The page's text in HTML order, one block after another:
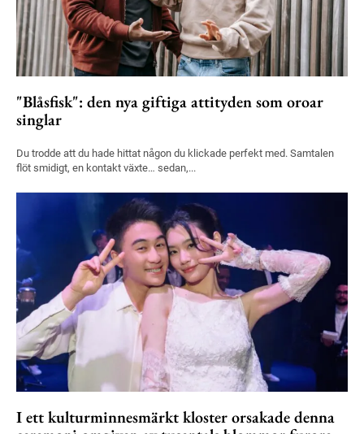
"Blåsfisk": den nya giftiga attityden som oroar
singlar
Du trodde att du hade hittat någon du klickade perfekt med. Samtalen
flöt smidigt, en kontakt växte… sedan,...
I ett kulturminnesmärkt kloster orsakade denna